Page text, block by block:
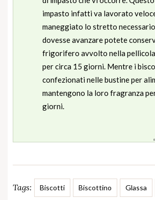
impasto infatti va lavorato
maneggiato lo stretto
dovesse avanzare potete
frigorifero avvolto nella
per circa 15 giorni. Mentre i
confezionati nelle bustine per
mantengono la loro fragranza
giorni.
Tags: Biscotti Biscottino Glassa